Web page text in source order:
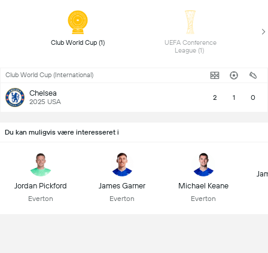
Club World Cup (1)
UEFA Conference
Club World Cup (International)
Chelsea
2025 USA 2 1 0
Du kan muligvis være interesseret i
Jordan Pickford
Everton
James Garner
Everton
Michael Keane
Everton